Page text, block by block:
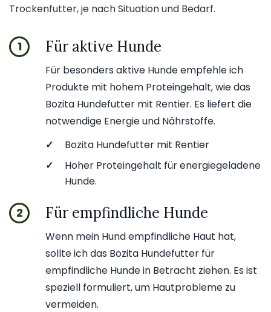
Trockenfutter, je nach Situation und Bedarf.
1 Für aktive Hunde
Für besonders aktive Hunde empfehle ich
Produkte mit hohem Proteingehalt, wie das
Bozita Hundefutter mit Rentier. Es liefert die
notwendige Energie und Nährstoffe.
✓
Bozita Hundefutter mit Rentier
✓
Hoher Proteingehalt für energiegeladene
Hunde.
2 Für empfindliche Hunde
Wenn mein Hund empfindliche Haut hat,
sollte ich das Bozita Hundefutter für
empfindliche Hunde in Betracht ziehen. Es ist
speziell formuliert, um Hautprobleme zu
vermeiden.